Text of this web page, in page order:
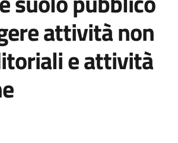
attività non
e attività